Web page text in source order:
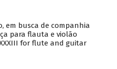
em busca de companhia
para flauta e violão
for flute and guitar